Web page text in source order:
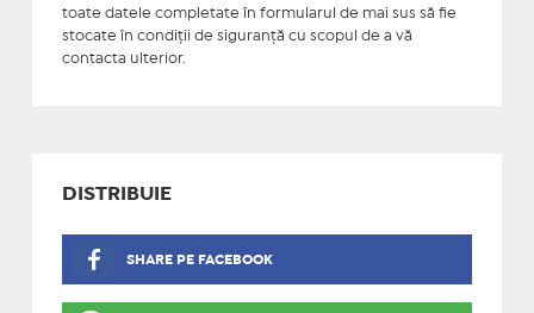
toate datele completate în formularul de mai sus să fie
stocate în condiţii de siguranţă cu scopul de a vă
contacta ulterior.
DISTRIBUIE
SHARE PE FACEBOOK